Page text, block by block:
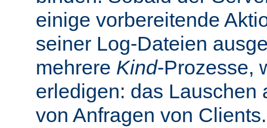
einige vorbereitende
seiner Log-Dateien
mehrere Kind-Prozesse,
erledigen: das Lauschen
von Anfragen von